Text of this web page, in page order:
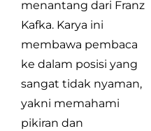
menantang dari Franz
Kafka. Karya ini
membawa pembaca
ke dalam posisi yang
sangat tidak nyaman,
yakni memahami
pikiran dan